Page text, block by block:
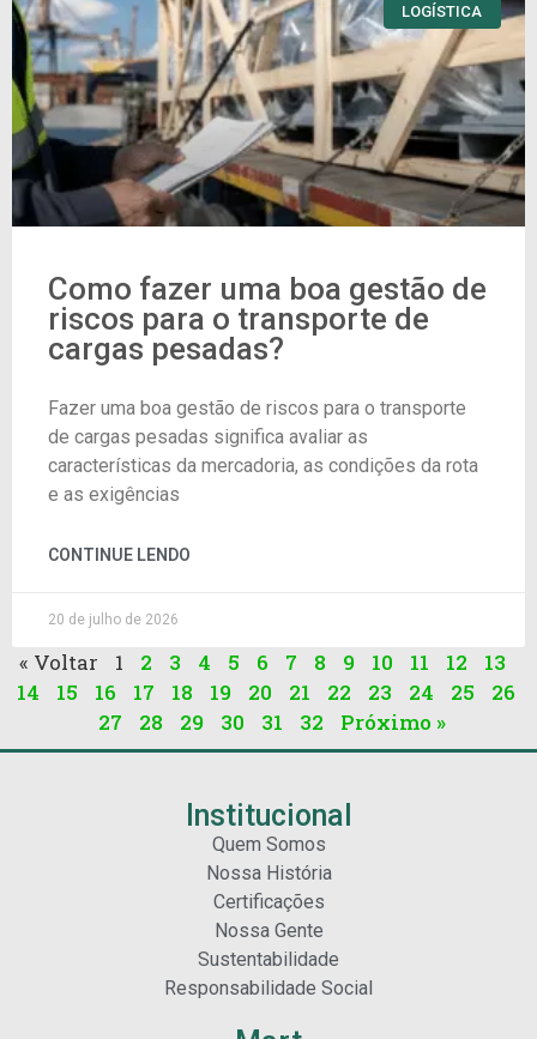
LOGÍSTICA
Como fazer uma boa gestão de
riscos para o transporte de
cargas pesadas?
Fazer uma boa gestão de riscos para o transporte
de cargas pesadas significa avaliar as
características da mercadoria, as condições da rota
e as exigências
CONTINUE LENDO
20 de julho de 2026
« Voltar 1 2 3 4 5 6 7 8 9 10 11 12
13
14
15 16 17 18 19 20 21 22 23 24 25
26
27
28 29 30 31 32 Próximo »
Institucional
Quem Somos
Nossa História
Certificações
Nossa Gente
Sustentabilidade
Responsabilidade Social